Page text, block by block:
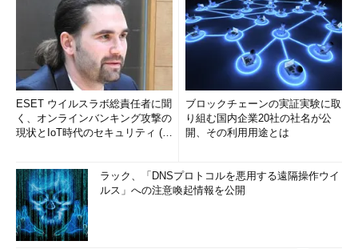
ESET ウイルスラボ総責任者に聞
く、オンラインバンキング攻撃の
現状とIoT時代のセキュリティ (1/
ブロックチェーンの実証実験に取
り組む国内企業20社の社名が公
開、その利用用途とは
ラック、「DNSプロトコルを悪用する遠隔操作ウイ
ルス」への注意喚起情報を公開